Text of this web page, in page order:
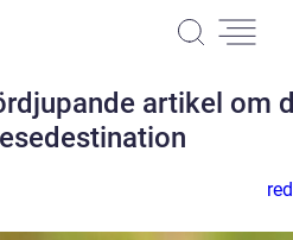
artikel om